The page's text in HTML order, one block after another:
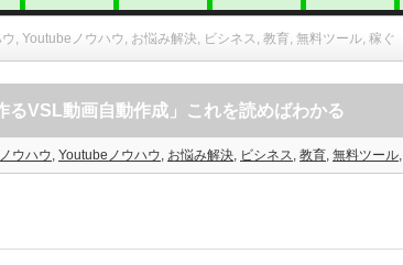
, Youtubeノウハウ , お悩み解決, ビシネス, 教育, 無料ツール, 稼ぐ
るVSL動画自動作成」これを読めばわかる
ウハウ, Youtubeノウハウ, お悩み解決, ビシネス, 教育, 無料ツール,